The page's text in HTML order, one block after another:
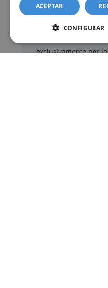
Certificado de
cobertura por
Los documentos
exclusivamente por
ACEPTAR
CONFIGURAR